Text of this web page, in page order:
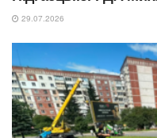
29.07.2026